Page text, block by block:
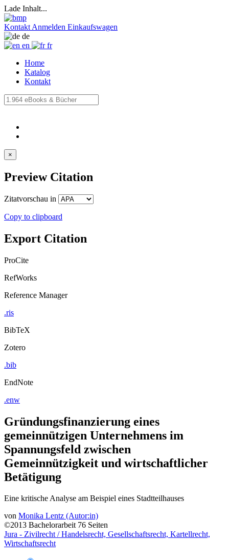
Lade Inhalt...
Kontakt Anmelden Einkaufswagen
de
en
fr
Home
Katalog
Kontakt
×
Preview Citation
Zitatvorschau in
Copy to clipboard
Export Citation
ProCite
RefWorks
Reference Manager
.ris
BibTeX
Zotero
.bib
EndNote
.enw
Gründungsfinanzierung eines
gemeinnützigen Unternehmens im
Spannungsfeld zwischen
Gemeinnützigkeit und wirtschaftlicher
Betätigung
Eine kritische Analyse am Beispiel eines Stadtteilhauses
von Monika Lentz (Autor:in)
©2013 Bachelorarbeit 76 Seiten
Jura - Zivilrecht / Handelsrecht, Gesellschaftsrecht, Kartellrecht,
Wirtschaftsrecht